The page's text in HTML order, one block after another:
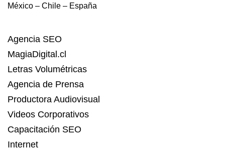
México – Chile – España
Agencia SEO
MagiaDigital.cl
Letras Volumétricas
Agencia de Prensa
Productora Audiovisual
Videos Corporativos
Capacitación SEO
Internet